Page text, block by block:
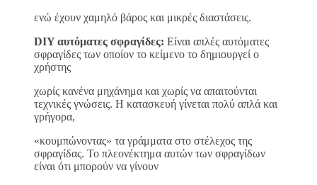
ενώ έχουν χαμηλό βάρος και μικρές διαστάσεις.
DIY αυτόματες σφραγίδες: Είναι απλές αυτόματες
σφραγίδες των οποίον το κείμενο το δημιουργεί ο
χρήστης
χωρίς κανένα μηχάνημα και χωρίς να απαιτούνται
τεχνικές γνώσεις. Η κατασκευή γίνεται πολύ απλά και
γρήγορα,
«κουμπώνοντας» τα γράμματα στο στέλεχος της
σφραγίδας. Το πλεονέκτημα αυτών των σφραγίδων
είναι ότι μπορούν να γίνουν